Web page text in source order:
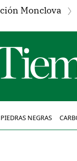
Monclova
PIEDRAS NEGRAS